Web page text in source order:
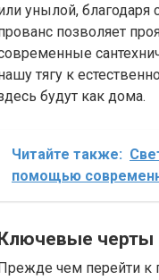
унылой,
позволяет
тягу к
будут как дома.
Читайте также:
помощью
черты
Прежде чем перейти к